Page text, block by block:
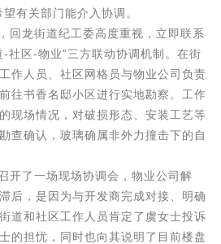
有关部门能介入协调。
回龙街道纪工委高度重视，立即联系
社区-物业”三方联动协调机制。在街
作人员、社区网格员与物业公司负责
往书香名邸小区进行实地勘察。工作
现场情况，对破损形态、安装工艺等
查确认，玻璃确属非外力撞击下的自
开了一场现场协调会，物业公司解
后，是因为与开发商完成对接、明确
道和社区工作人员肯定了虞女士投诉
的担忧，同时也向其说明了目前楼盘